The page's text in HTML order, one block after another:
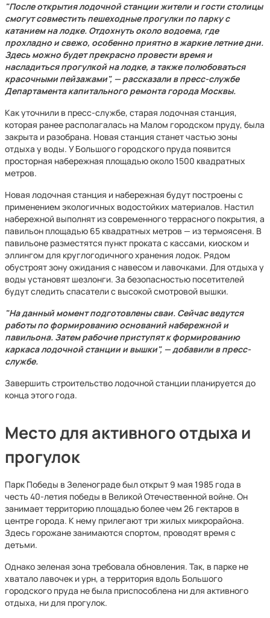
"После открытия лодочной станции жители и гости столицы
смогут совместить пешеходные прогулки по парку с
катанием на лодке. Отдохнуть около водоема, где
прохладно и свежо, особенно приятно в жаркие летние дни.
Здесь можно будет прекрасно провести время и
насладиться прогулкой на лодке, а также полюбоваться
красочными пейзажами", — рассказали в пресс-службе
Департамента капитального ремонта города Москвы.
Как уточнили в пресс-службе, старая лодочная станция,
которая ранее располагалась на Малом городском пруду, была
закрыта и разобрана. Новая станция станет частью зоны
отдыха у воды. У Большого городского пруда появится
просторная набережная площадью около 1500 квадратных
метров.
Новая лодочная станция и набережная будут построены с
применением экологичных водостойких материалов. Настил
набережной выполнят из современного террасного покрытия, а
павильон площадью 65 квадратных метров — из термоясеня. В
павильоне разместятся пункт проката с кассами, киоском и
эллингом для круглогодичного хранения лодок. Рядом
обустроят зону ожидания с навесом и лавочками. Для отдыха у
воды установят шезлонги. За безопасностью посетителей
будут следить спасатели с высокой смотровой вышки.
"На данный момент подготовлены сваи. Сейчас ведутся
работы по формированию оснований набережной и
павильона. Затем рабочие приступят к формированию
каркаса лодочной станции и вышки", — добавили в пресс-
службе.
Завершить строительство лодочной станции планируется до
конца этого года.
Место для активного отдыха и
прогулок
Парк Победы в Зеленограде был открыт 9 мая 1985 года в
честь 40-летия победы в Великой Отечественной войне. Он
занимает территорию площадью более чем 26 гектаров в
центре города. К нему прилегают три жилых микрорайона.
Здесь горожане занимаются спортом, проводят время с
детьми.
Однако зеленая зона требовала обновления. Так, в парке не
хватало лавочек и урн, а территория вдоль Большого
городского пруда не была приспособлена ни для активного
отдыха, ни для прогулок.